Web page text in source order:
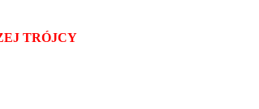
TRÓJCY